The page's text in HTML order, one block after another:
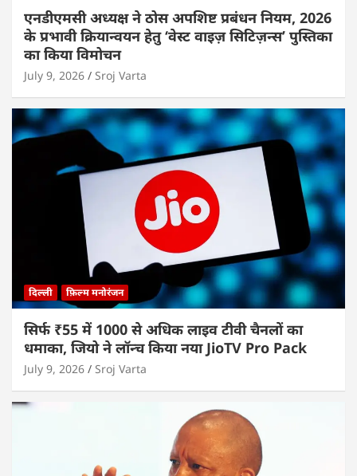
एनडीएमसी अध्यक्ष ने ठोस अपशिष्ट प्रबंधन नियम, 2026
के प्रभावी क्रियान्वयन हेतु ‘वेस्ट वाइज़ सिटिज़न्स’ पुस्तिका
का किया विमोचन
July 9, 2026 Sroj Varta
दिल्ली फ़िल्म मनोरंजन
सिर्फ ₹55 में 1000 से अधिक लाइव टीवी चैनलों का
धमाका, जियो ने लॉन्च किया नया JioTV Pro Pack
July 9, 2026 Sroj Varta